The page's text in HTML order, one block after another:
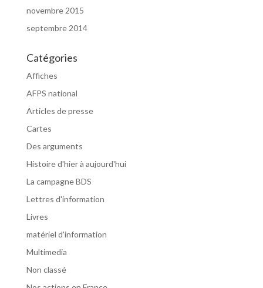
novembre 2015
septembre 2014
Catégories
Affiches
AFPS national
Articles de presse
Cartes
Des arguments
Histoire d'hier à aujourd'hui
La campagne BDS
Lettres d'information
Livres
matériel d'information
Multimedia
Non classé